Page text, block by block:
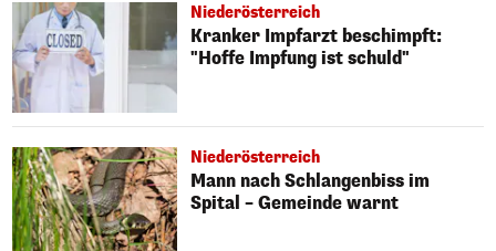
Niederösterreich
Kranker Impfarzt beschimpft:
"Hoffe Impfung ist schuld"
Niederösterreich
Mann nach Schlangenbiss im
Spital – Gemeinde warnt